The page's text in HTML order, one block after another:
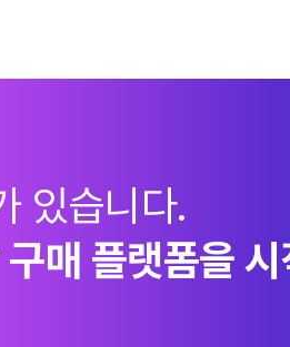
있습니다.
매 플랫폼을